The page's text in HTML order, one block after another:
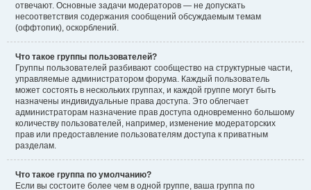
отвечают. Основные задачи модераторов — не допускать
несоответствия содержания сообщений обсуждаемым темам
(оффтопик), оскорблений.
Что такое группы пользователей?
Группы пользователей разбивают сообщество на структурные части,
управляемые администратором форума. Каждый пользователь
может состоять в нескольких группах, и каждой группе могут быть
назначены индивидуальные права доступа. Это облегчает
администраторам назначение прав доступа одновременно большому
количеству пользователей, например, изменение модераторских
прав или предоставление пользователям доступа к приватным
разделам.
Что такое группа по умолчанию?
Если вы состоите более чем в одной группе, ваша группа по